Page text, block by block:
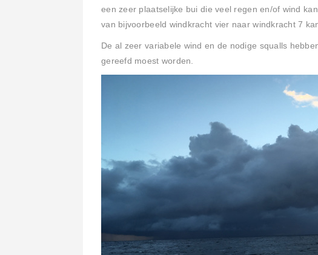
een zeer plaatselijke bui die veel regen en/of wind
van bijvoorbeeld windkracht vier naar windkracht 7
De al zeer variabele wind en de nodige squalls
gereefd moest worden.